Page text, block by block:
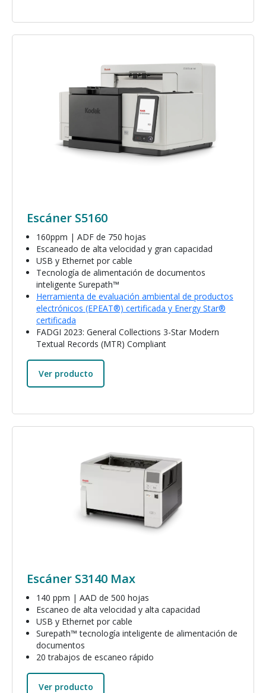
Imagen
Escáner S5160
160ppm | ADF de 750 hojas
Escaneado de alta velocidad y gran capacidad
USB y Ethernet por cable
Tecnología de alimentación de documentos
inteligente Surepath™
Herramienta de evaluación ambiental de productos
electrónicos (EPEAT®) certificada y Energy Star®
certificada
FADGI 2023: General Collections 3-Star Modern
Textual Records (MTR) Compliant
Ver producto
Escáner S3140 Max
140 ppm | AAD de 500 hojas
Escaneo de alta velocidad y alta capacidad
USB y Ethernet por cable
Surepath™ tecnología inteligente de alimentación de
documentos
20 trabajos de escaneo rápido
Ver producto